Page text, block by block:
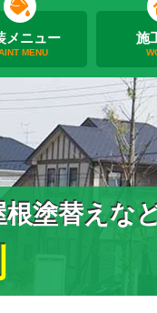
メニュー
MENU
施
根塗替えな